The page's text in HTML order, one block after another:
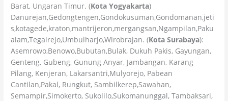
Barat, Ungaran Timur. (Kota Yogyakarta)
Danurejan,Gedongtengen,Gondokusuman,Gondomanan,jeti
s,kotagede,kraton,mantrijeron,mergangsan,Ngampilan,Paku
alam,Tegalrejo,Umbulharjo,Wirobrajan. (Kota Surabaya):
Asemrowo,Benowo,Bubutan,Bulak, Dukuh Pakis, Gayungan,
Genteng, Gubeng, Gunung Anyar, Jambangan, Karang
Pilang, Kenjeran, Lakarsantri,Mulyorejo, Pabean
Cantilan,Pakal, Rungkut, Sambilkerep,Sawahan,
Semampir,Simokerto, Sukolilo,Sukomanunggal, Tambaksari,